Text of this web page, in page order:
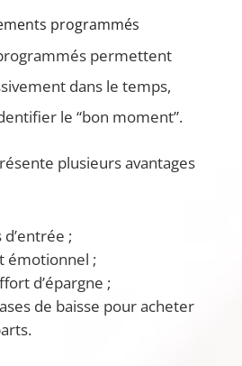
programmés
permettent
dans le temps,
le “bon moment”.
plusieurs avantages
;
émotionnel ;
d’épargne ;
de baisse pour acheter